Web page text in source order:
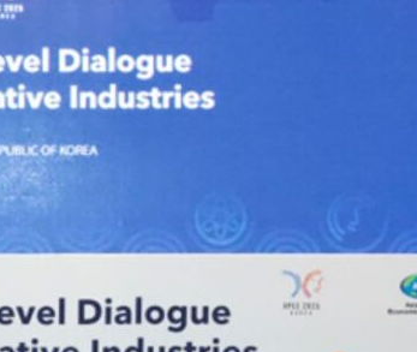
[EU] 틱톡의 아동 보호 미흡 관련 예비 조사
결과 발표
2026년 07월 29일